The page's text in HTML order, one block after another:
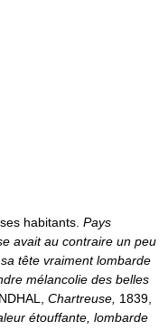
habitants. Pays
avait au contraire un peu
tête vraiment lombarde
mélancolie des belles
Chartreuse, 1839,
étouffante, lombarde